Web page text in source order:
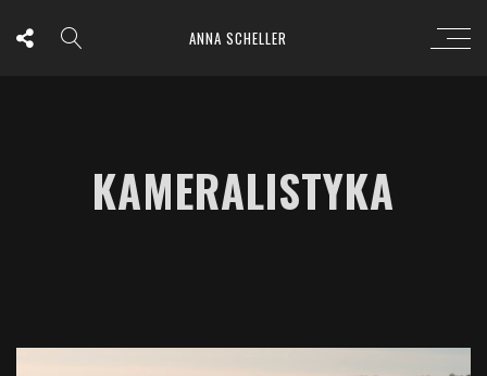
ANNA SCHELLER
KAMERALISTYKA